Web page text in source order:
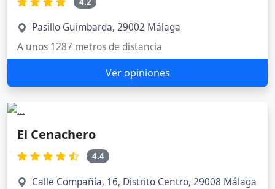
Pasillo Guimbarda, 29002 Málaga
A unos 1287 metros de distancia
Ver opiniones
El Cenachero
4.4
Calle Compañía, 16, Distrito Centro, 29008 Málaga